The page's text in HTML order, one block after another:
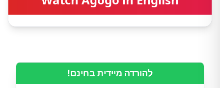
להורדה מיידית בחינם!